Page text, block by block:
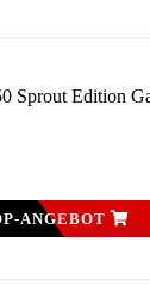
Sprout Edition
ANGEBOT